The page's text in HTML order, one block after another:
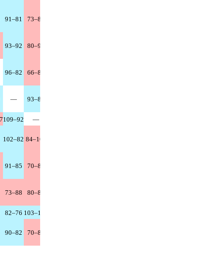
91–81 73–86
93–92 80–95
96–82 66–87
— 93–88
109–92 —
102–82 84–102
91–85 70–85
73–88 80–82
82–76 103–102
90–82 70–88